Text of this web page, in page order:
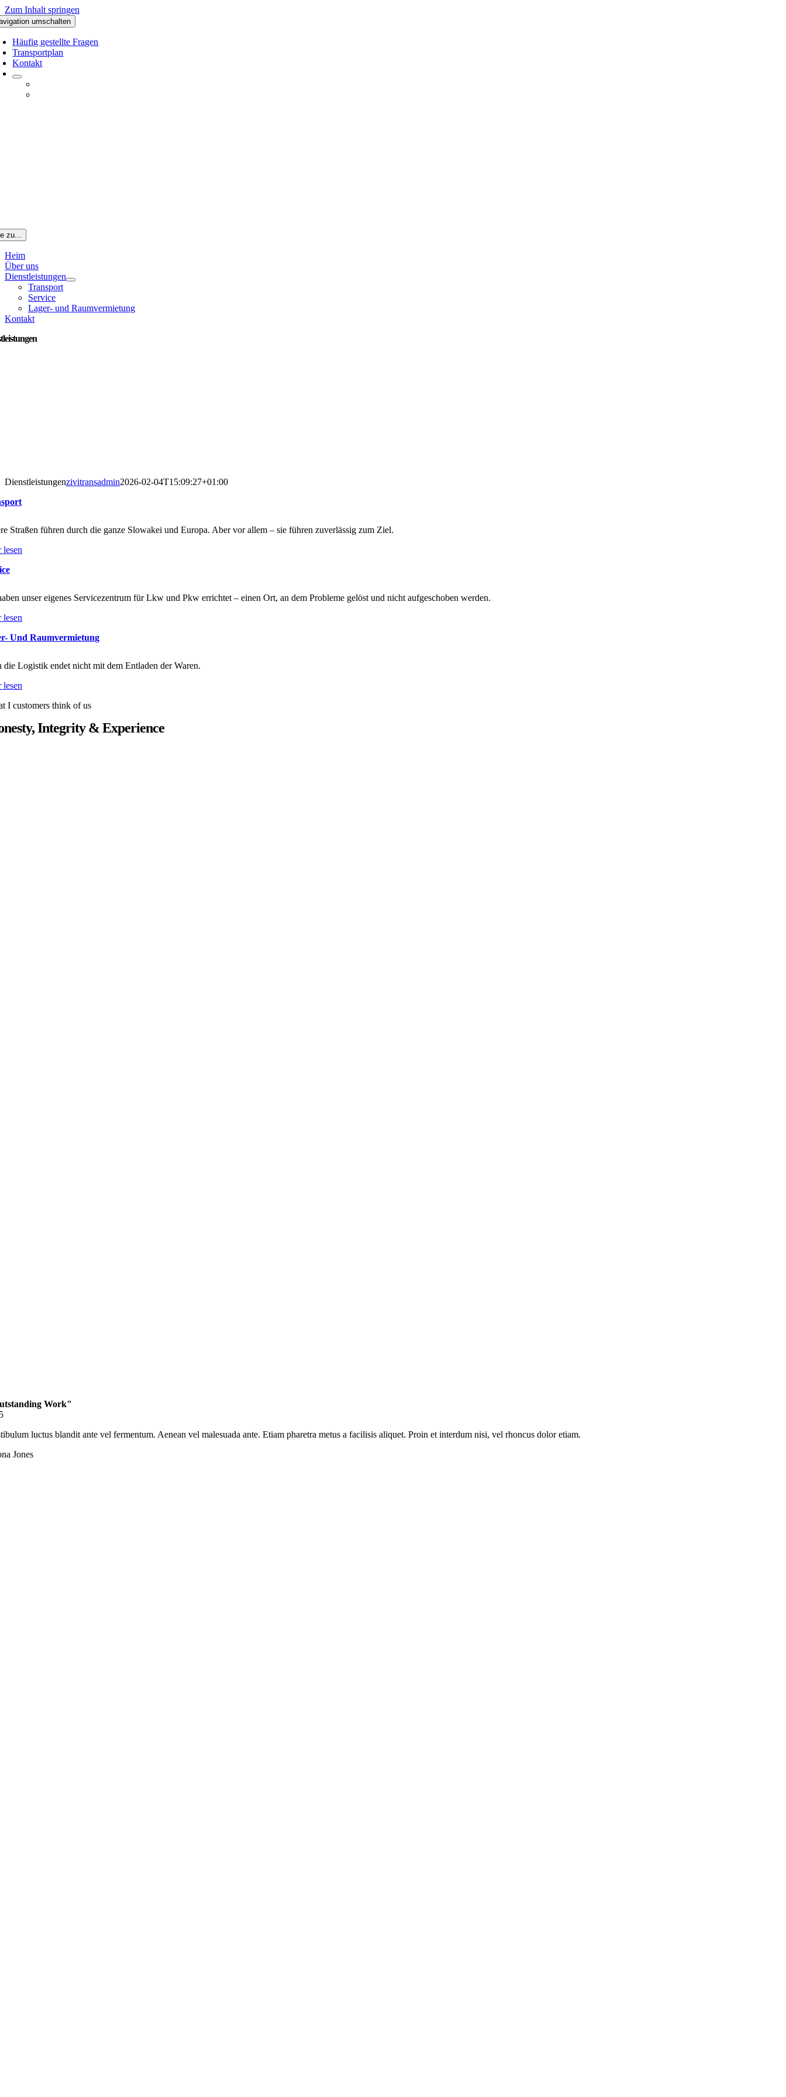
Zum Inhalt springen
umschalten
Häufig gestellte Fragen
Transportplan
Kontakt
zu...
Heim
Über uns
Dienstleistungen
Transport
Service
Lager- und Raumvermietung
Kontakt
Dienstleistungenzivitransadmin2026-02-04T15:09:27+01:00
Straßen führen durch die ganze Slowakei und Europa. Aber vor allem – sie führen zuverlässig zum Ziel.
lesen
unser eigenes Servicezentrum für Lkw und Pkw errichtet – einen Ort, an dem Probleme gelöst und nicht aufgeschoben werden.
lesen
Und Raumvermietung
die Logistik endet nicht mit dem Entladen der Waren.
lesen
I customers think of us
Integrity & Experience
Work"
luctus blandit ante vel fermentum. Aenean vel malesuada ante. Etiam pharetra metus a facilisis aliquet. Proin et interdum nisi, vel rhoncus dolor etiam.
Jones